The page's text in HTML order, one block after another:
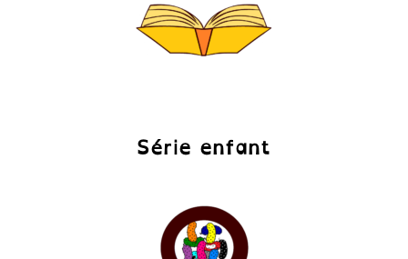
Série enfant